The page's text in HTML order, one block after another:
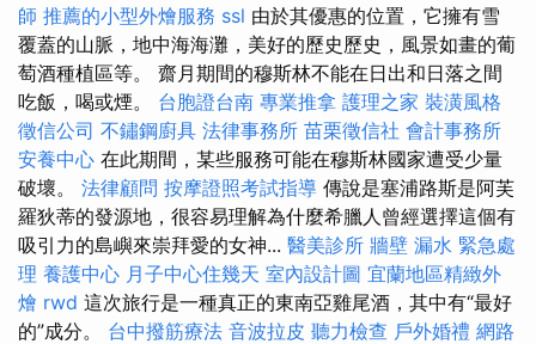
師 推薦的小型外燴服務 ssl 由於其優惠的位置，它擁有雪
覆蓋的山脈，地中海海灘，美好的歷史歷史，風景如畫的葡
萄酒種植區等。 齋月期間的穆斯林不能在日出和日落之間
吃飯，喝或煙。 台胞證台南 專業推拿 護理之家 裝潢風格
徵信公司 不鏽鋼廚具 法律事務所 苗栗徵信社 會計事務所
安養中心 在此期間，某些服務可能在穆斯林國家遭受少量
破壞。 法律顧問 按摩證照考試指導 傳說是塞浦路斯是阿芙
羅狄蒂的發源地，很容易理解為什麼希臘人曾經選擇這個有
吸引力的島嶼來崇拜愛的女神... 醫美診所 牆壁 漏水 緊急處
理 養護中心 月子中心住幾天 室內設計圖 宜蘭地區精緻外
燴 rwd 這次旅行是一種真正的東南亞雞尾酒，其中有“最好
的”成分。 台中撥筋療法 音波拉皮 聽力檢查 戶外婚禮 網路